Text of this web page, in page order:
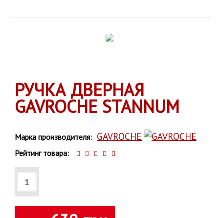
РУЧКА ДВЕРНАЯ
GAVROCHE STANNUМ
Марка производителя: GAVROCHE
Рейтинг товара: